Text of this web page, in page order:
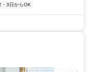
・3日からOK